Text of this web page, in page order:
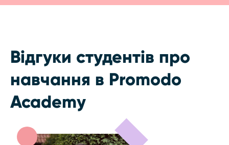
Відгуки студентів про
навчання в Promodo
Academy